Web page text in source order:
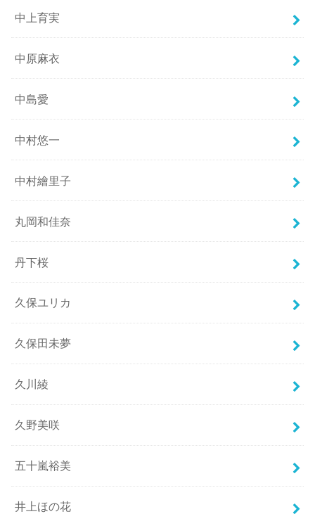
中上育実
中原麻衣
中島愛
中村悠一
中村繪里子
丸岡和佳奈
丹下桜
久保ユリカ
久保田未夢
久川綾
久野美咲
五十嵐裕美
井上ほの花